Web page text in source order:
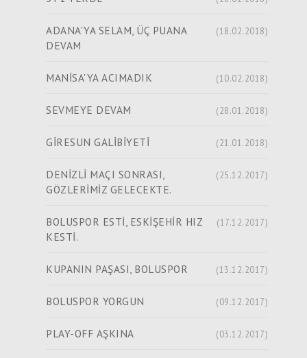
ADANA'YA SELAM, ÜÇ PUANA
DEVAM
(18.02.2018)
MANİSA'YA ACIMADIK (10.02.2018)
SEVMEYE DEVAM (28.01.2018)
GİRESUN GALİBİYETİ (21.01.2018)
DENİZLİ MAÇI SONRASI,
GÖZLERİMİZ GELECEKTE.
(25.12.2017)
BOLUSPOR ESTİ, ESKİŞEHİR HIZ
KESTİ.
(17.12.2017)
KUPANIN PAŞASI, BOLUSPOR (13.12.2017)
BOLUSPOR YORGUN (09.12.2017)
PLAY-OFF AŞKINA (03.12.2017)